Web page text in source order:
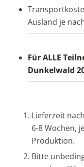
Ausland je
Für ALLE
Dunkelwald
Lieferzeit
6-8 Wochen,
Produktion.
Bitte